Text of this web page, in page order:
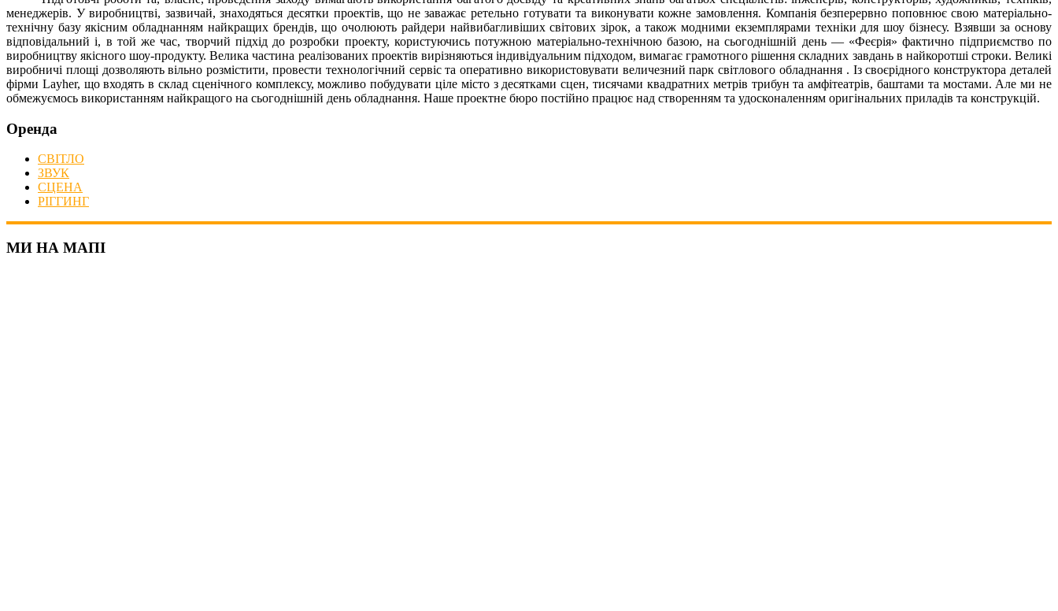
менеджерів. У виробництві, зазвичай, знаходяться десятки проектів, що не заважає ретельно готувати та виконувати кожне замовлення. Компанія безперервно поповнює свою матеріально-
технічну базу якісним обладнанням найкращих брендів, що очолюють райдери найвибагливіших світових зірок, а також модними екземплярами техніки для шоу бізнесу. Взявши за основу
відповідальний і, в той же час, творчий підхід до розробки проекту, користуючись потужною матеріально-технічною базою, на сьогоднішній день — «Феєрія» фактично підприємство по
виробництву якісного шоу-продукту. Велика частина реалізованих проектів вирізняються індивідуальним підходом, вимагає грамотного рішення складних завдань в найкоротші строки. Великі
виробничі площі дозволяють вільно розмістити, провести технологічний сервіс та оперативно використовувати величезний парк світлового обладнання . Із своєрідного конструктора деталей
фірми Layher, що входять в склад сценічного комплексу, можливо побудувати ціле місто з десятками сцен, тисячами квадратних метрів трибун та амфітеатрів, баштами та мостами. Але ми не
обмежуємось використанням найкращого на сьогоднішній день обладнання. Наше проектне бюро постійно працює над створенням та удосконаленням оригінальних приладів та конструкцій.
Оренда
СВІТЛО
ЗВУК
СЦЕНА
РІГГИНГ
МИ НА МАПІ